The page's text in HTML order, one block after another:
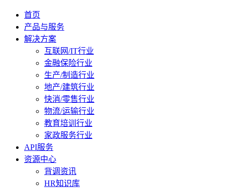
首页
产品与服务
解决方案
互联网/IT行业
金融保险行业
生产/制造行业
地产/建筑行业
快消/零售行业
物流/运输行业
教育培训行业
家政服务行业
API服务
资源中心
背调资讯
HR知识库